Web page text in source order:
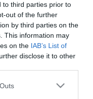
to third parties prior to
out of the further
by third parties on the
This information may
on the IAB’s List of
disclose it to other
one or more Google
KUC
·
punktowo